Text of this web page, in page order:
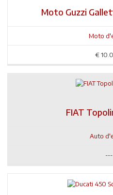
Moto Guzzi
Moto
€
FIAT
Auto
---